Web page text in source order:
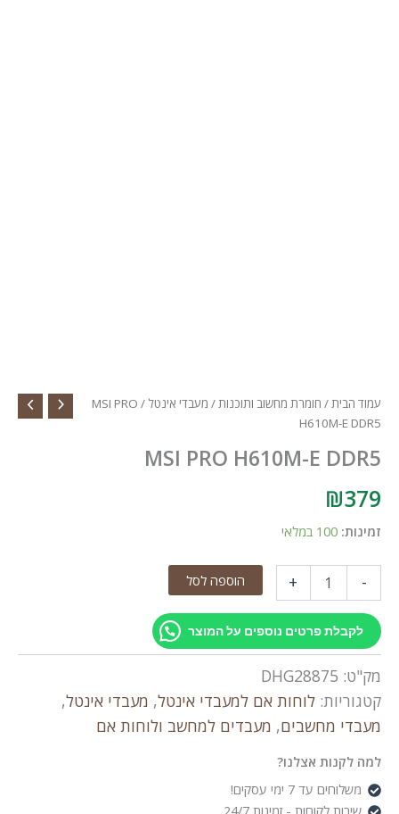
עמוד הבית/ חומרת מחשוב ותוכנות/ מעבדי אינטל
/ MSI PRO
H610M-E DDR5
MSI PRO H610M-E DDR5
₪379
זמינות: 100 במלאי
-
PRO
H610M-
DDR5
+ הוספה לסל
לקבלת פרטים נוספים על המוצר
מק"ט: DHG28875
קטגוריות: לוחות אם למעבדי אינטל, מעבדי אינטל,
מעבדי מחשבים, מעבדים למחשב ולוחות אם
למה לקנות אצלנו?
משלוחים עד 7 ימי עסקים!